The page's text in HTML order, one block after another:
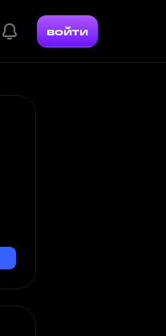
войти